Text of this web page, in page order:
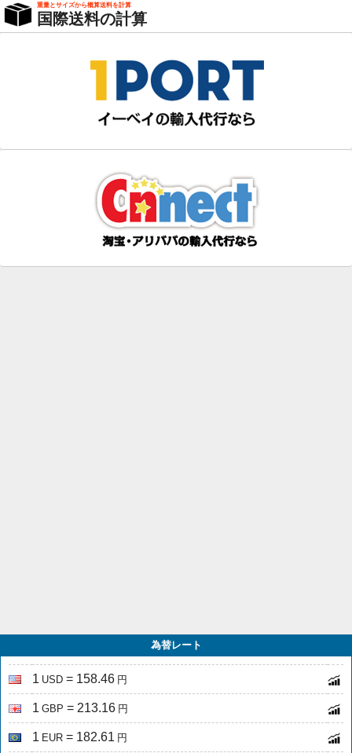
重量とサイズから概算送料を計算
国際送料の計算
為替レート
1 USD = 158.46 円
1 GBP = 213.16 円
1 EUR = 182.61 円